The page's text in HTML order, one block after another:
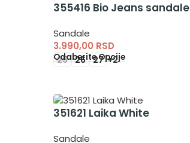
355416 Bio Jeans sandale
Sandale
3.990,00 RSD
Odaberite Opcije
25 26 27 +2
351621 Laika White
Sandale